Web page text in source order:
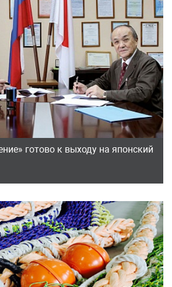
готово к выходу на японский